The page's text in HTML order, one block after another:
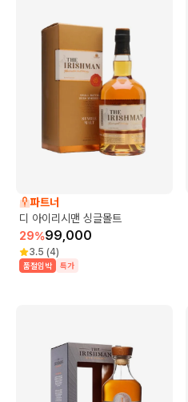
파트너
디 아이리시맨 싱글몰트
29%99,000
3.5 (4)
품절임박 특가